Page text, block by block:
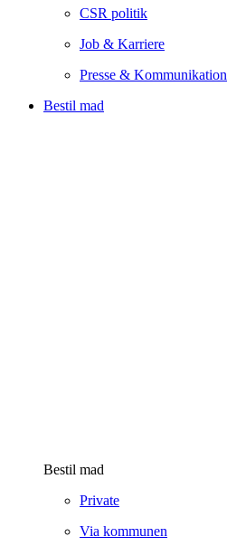
CSR politik
Job & Karriere
Presse & Kommunikation
Bestil mad
Bestil mad
Private
Via kommunen